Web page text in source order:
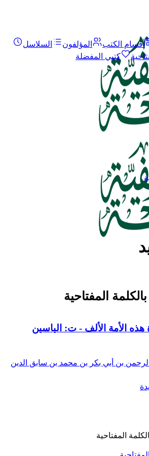
أقسام الكتب المؤلفون
السلاسل
كتبي المفضلة
المفتاحية
الأمة الألف - ت: الياسين
بن أبي بكر بن محمد بن سابق الدين
الدين
المفتاحية